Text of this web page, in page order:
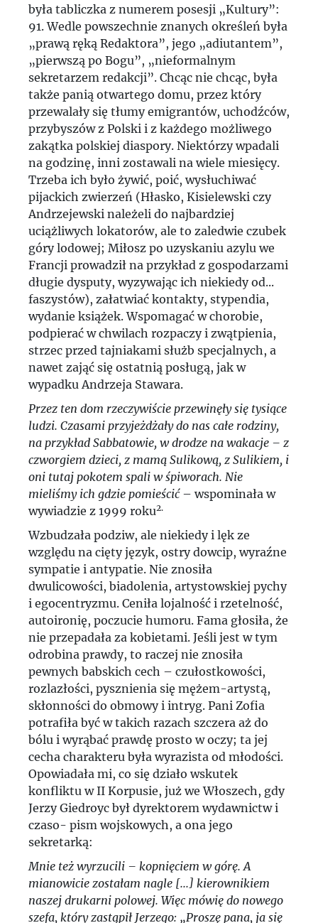
była tabliczka z numerem posesji „Kultury”:
91. Wedle powszechnie znanych określeń była
„prawą ręką Redaktora”, jego „adiutantem”,
„pierwszą po Bogu”, „nieformalnym
sekretarzem redakcji”. Chcąc nie chcąc, była
także panią otwartego domu, przez który
przewalały się tłumy emigrantów, uchodźców,
przybyszów z Polski i z każdego możliwego
zakątka polskiej diaspory. Niektórzy wpadali
na godzinę, inni zostawali na wiele miesięcy.
Trzeba ich było żywić, poić, wysłuchiwać
pijackich zwierzeń (Hłasko, Kisielewski czy
Andrzejewski należeli do najbardziej
uciążliwych lokatorów, ale to zaledwie czubek
góry lodowej; Miłosz po uzyskaniu azylu we
Francji prowadził na przykład z gospodarzami
długie dysputy, wyzywając ich niekiedy od...
faszystów), załatwiać kontakty, stypendia,
wydanie książek. Wspomagać w chorobie,
podpierać w chwilach rozpaczy i zwątpienia,
strzec przed tajniakami służb specjalnych, a
nawet zająć się ostatnią posługą, jak w
wypadku Andrzeja Stawara.
Przez ten dom rzeczywiście przewinęły się tysiące
ludzi. Czasami przyjeżdżały do nas całe rodziny,
na przykład Sabbatowie, w drodze na wakacje – z
czworgiem dzieci, z mamą Sulikową, z Sulikiem, i
oni tutaj pokotem spali w śpiworach. Nie
mieliśmy ich gdzie pomieścić – wspominała w
wywiadzie z 1999 roku2.
Wzbudzała podziw, ale niekiedy i lęk ze
względu na cięty język, ostry dowcip, wyraźne
sympatie i antypatie. Nie znosiła
dwulicowości, biadolenia, artystowskiej pychy
i egocentryzmu. Ceniła lojalność i rzetelność,
autoironię, poczucie humoru. Fama głosiła, że
nie przepadała za kobietami. Jeśli jest w tym
odrobina prawdy, to raczej nie znosiła
pewnych babskich cech – czułostkowości,
rozlazłości, pysznienia się mężem-artystą,
skłonności do obmowy i intryg. Pani Zofia
potrafiła być w takich razach szczera aż do
bólu i wyrąbać prawdę prosto w oczy; ta jej
cecha charakteru była wyrazista od młodości.
Opowiadała mi, co się działo wskutek
konfliktu w II Korpusie, już we Włoszech, gdy
Jerzy Giedroyc był dyrektorem wydawnictw i
czaso- pism wojskowych, a ona jego
sekretarką:
Mnie też wyrzucili – kopnięciem w górę. A
mianowicie zostałam nagle [...] kierownikiem
naszej drukarni polowej. Więc mówię do nowego
szefa, który zastąpił Jerzego: „Proszę pana, ja się